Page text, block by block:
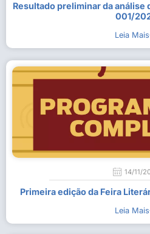
Resultado preliminar da
001/
Leia Mais
14/11/
Primeira edição da Feira
Leia Mais